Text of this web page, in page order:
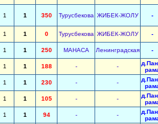
1 1 350 Турусбекова ЖИБЕК-ЖОЛУ -
1 1 0 Турусбекова ЖИБЕК-ЖОЛУ -
1 1 250 МАНАСА Ленинградская -
1 1 188 - -
1 1 230 - -
1 1 105 - -
1 1 94 - -